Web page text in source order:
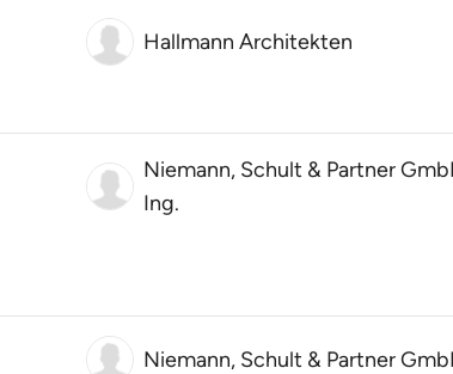
Hallmann Architekten
Niemann, Schult & Partner
Ing.
Niemann, Schult & Partner